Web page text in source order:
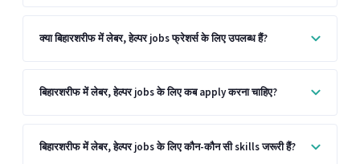
क्या बिहारशरीफ में लेबर, हेल्पर jobs फ्रेशर्स के लिए उपलब्ध हैं?
बिहारशरीफ में लेबर, हेल्पर jobs के लिए कब apply करना चाहिए?
बिहारशरीफ में लेबर, हेल्पर jobs के लिए कौन-कौन सी skills जरूरी हैं?